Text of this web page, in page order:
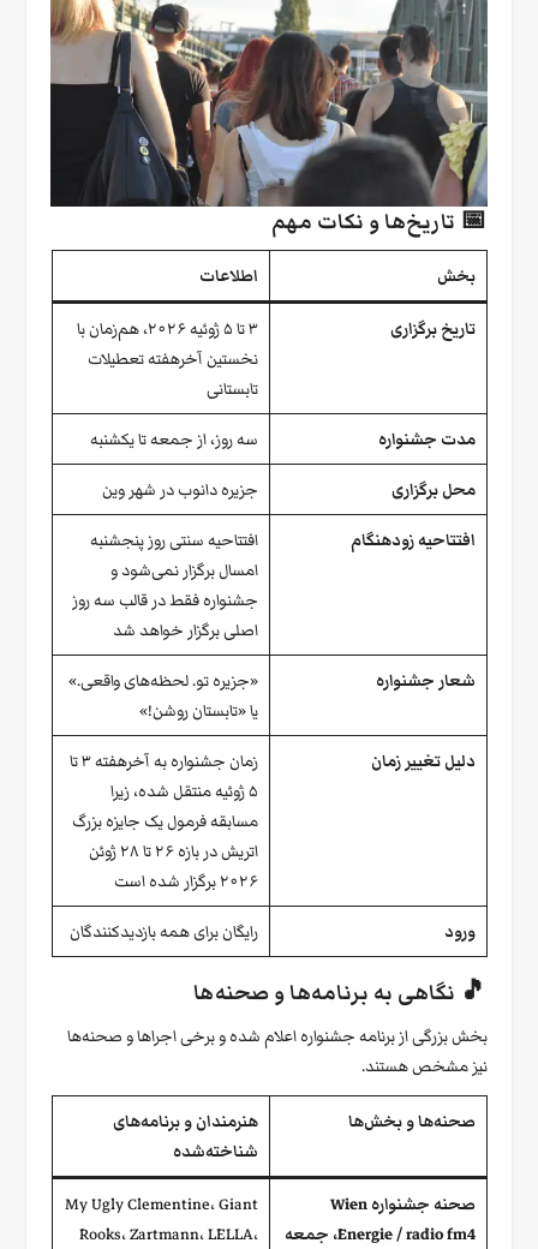
📅 تاریخ‌ها و نکات مهم
بخش اطلاعات
تاریخ برگزاری
۳ تا ۵ ژوئیه ۲۰۲۶، هم‌زمان با
نخستین آخرهفته تعطیلات
تابستانی
مدت جشنواره
سه روز، از جمعه تا یکشنبه
محل برگزاری
جزیره دانوب در شهر وین
افتتاحیه زودهنگام
افتتاحیه سنتی روز پنجشنبه
امسال برگزار نمی‌شود و
جشنواره فقط در قالب سه روز
اصلی برگزار خواهد شد
شعار جشنواره
«جزیره تو. لحظه‌های واقعی.»
یا «تابستان روشن!»
دلیل تغییر زمان
زمان جشنواره به آخرهفته ۳ تا
۵ ژوئیه منتقل شده، زیرا
مسابقه فرمول یک جایزه بزرگ
اتریش در بازه ۲۶ تا ۲۸ ژوئن
۲۰۲۶ برگزار شده است
ورود
رایگان برای همه بازدیدکنندگان
🎵 نگاهی به برنامه‌ها و صحنه‌ها
بخش بزرگی از برنامه جشنواره اعلام شده و برخی اجراها و صحنه‌ها
نیز مشخص هستند.
صحنه‌ها و بخش‌ها
هنرمندان و برنامه‌های
شناخته‌شده
صحنه جشنواره Wien
Energie / radio fm4، جمعه
My Ugly Clementine، Giant
Rooks، Zartmann، LELLA،